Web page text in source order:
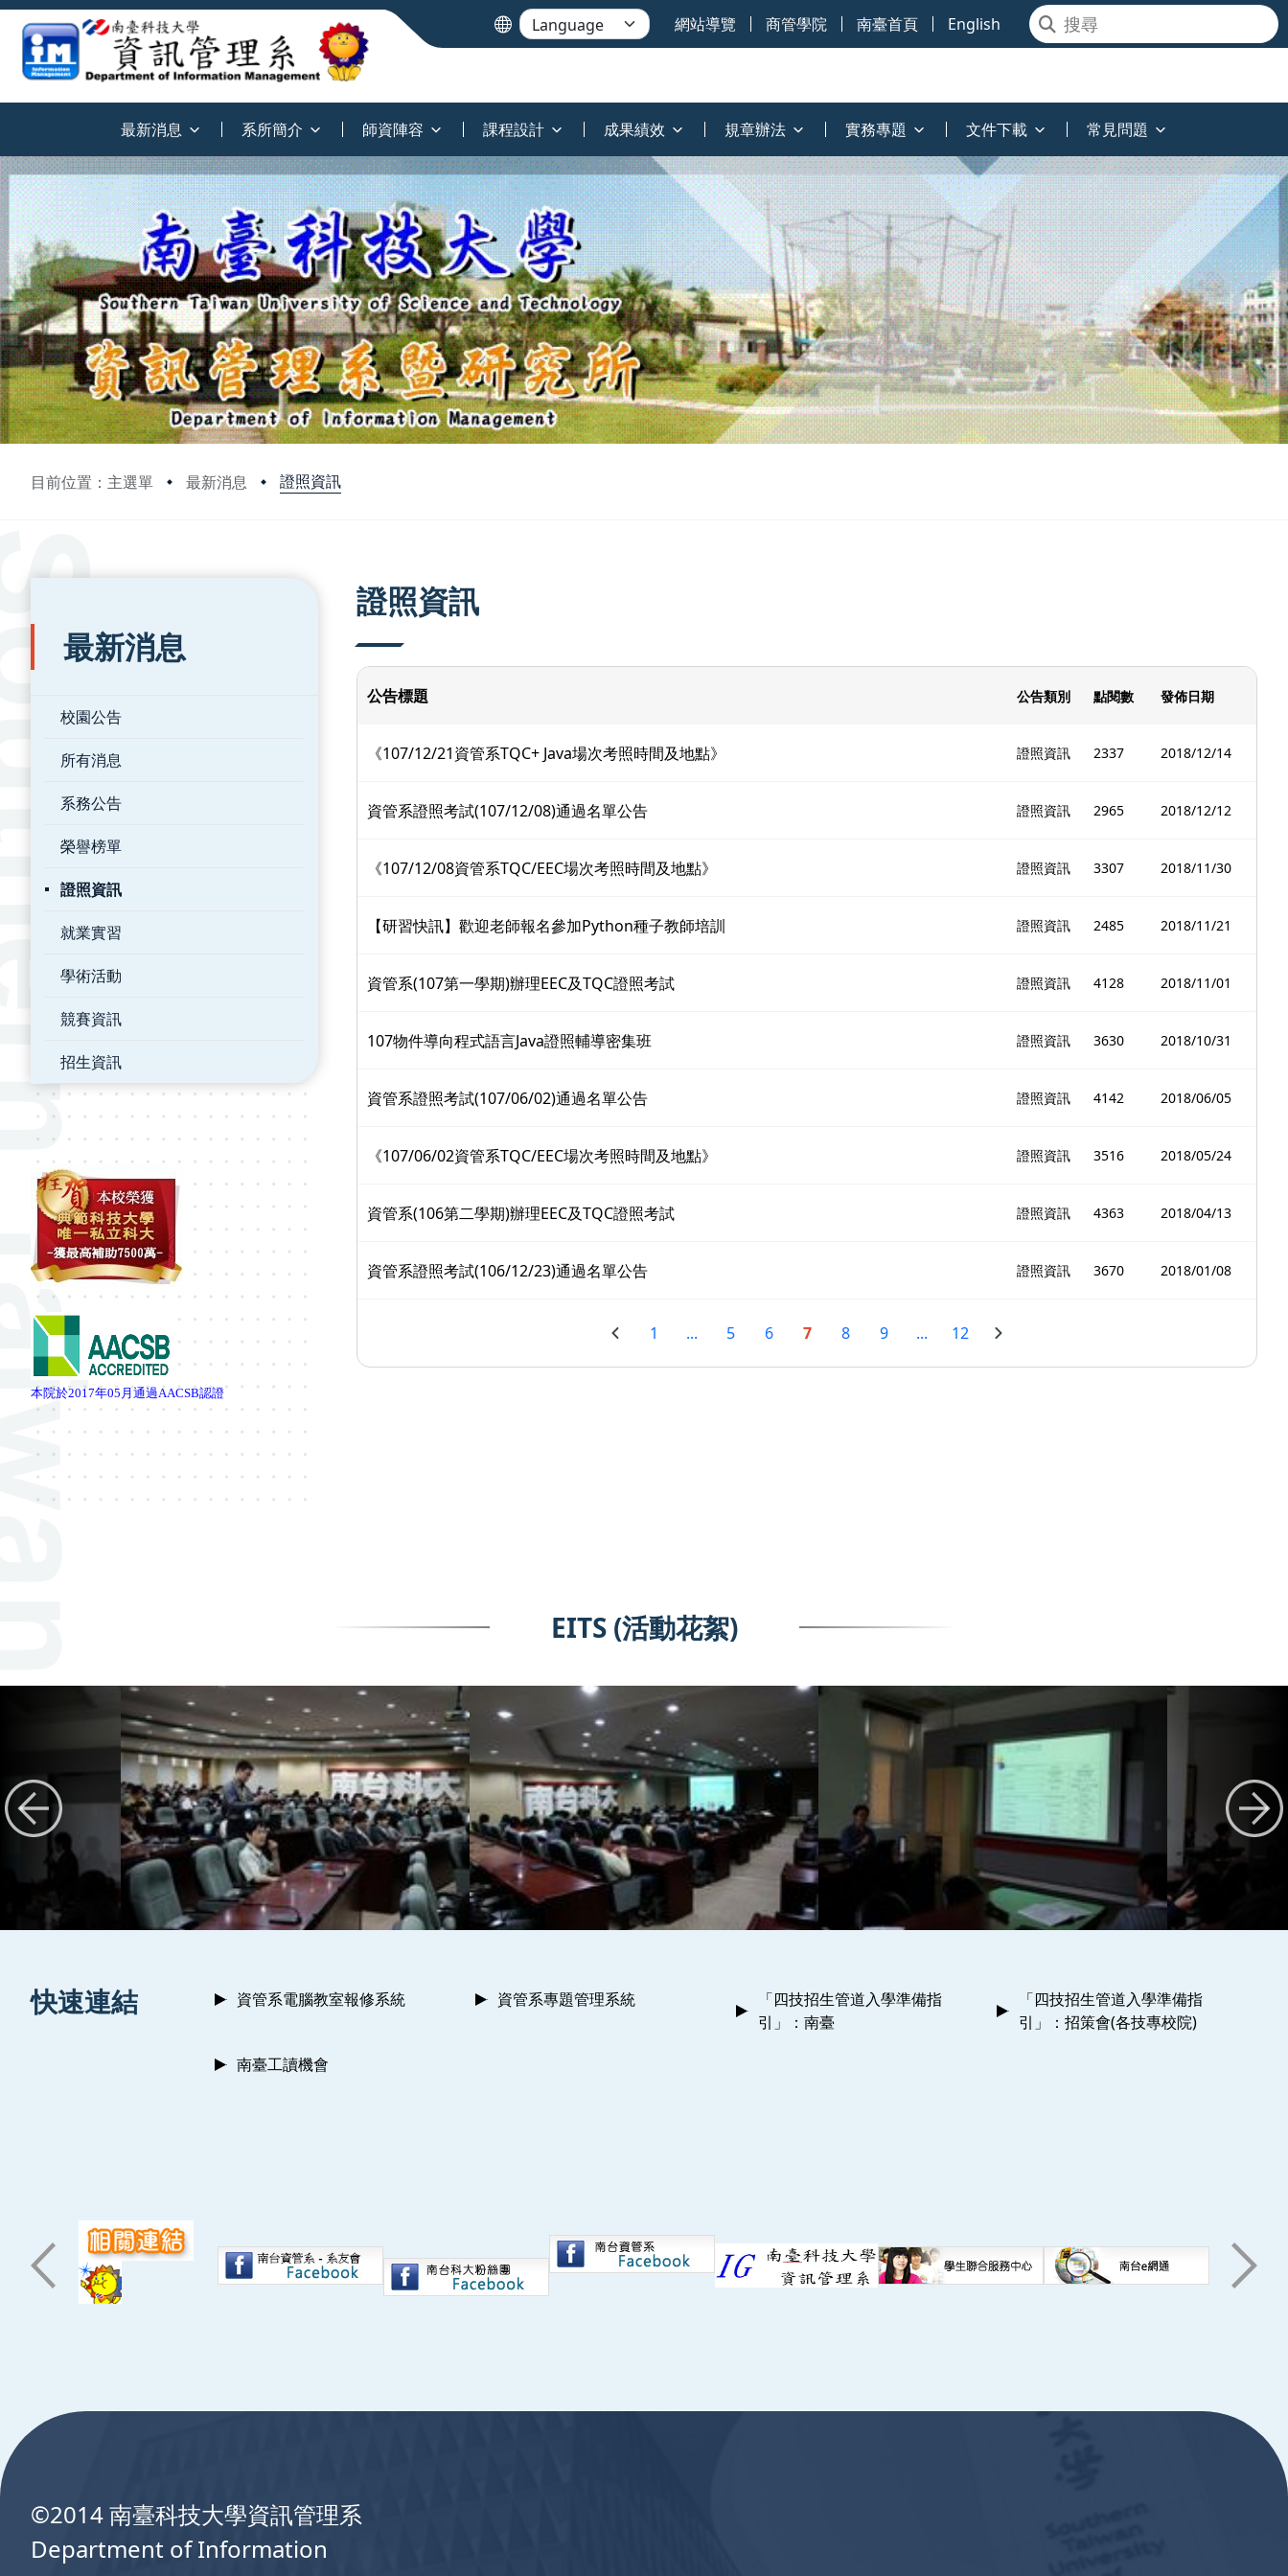
網站導覽 商管學院 南臺首頁 English
最新消息 系所簡介 師資陣容 課程設計 成果績效 規章辦法 實務專題 文件下載 常見問題
目前位置：主選單 最新消息 證照資訊
:::
最新消息
校園公告
所有消息
系務公告
榮譽榜單
證照資訊
就業實習
學術活動
競賽資訊
招生資訊
本院於2017年05 月通過AACSB認證
證照資訊
公告標題 公告類別 點閱數 發佈日期
《107/12/21資管系TQC+ Java場次考照時間及地點》 證照資訊 2337 2018/12/14
資管系證照考試(107/12/08)通過名單公告 證照資訊 2965 2018/12/12
《107/12/08資管系TQC/EEC場次考照時間及地點》 證照資訊 3307 2018/11/30
【研習快訊】歡迎老師報名參加Python種子教師培訓 證照資訊 2485 2018/11/21
資管系(107第一學期)辦理EEC及TQC證照考試 證照資訊 4128 2018/11/01
107物件導向程式語言Java證照輔導密集班 證照資訊 3630 2018/10/31
資管系證照考試(107/06/02)通過名單公告 證照資訊 4142 2018/06/05
《107/06/02資管系TQC/EEC場次考照時間及地點》 證照資訊 3516 2018/05/24
資管系(106第二學期)辦理EEC及TQC證照考試 證照資訊 4363 2018/04/13
資管系證照考試(106/12/23)通過名單公告 證照資訊 3670 2018/01/08
1 ... 5 6 7 8 9 ... 12
EITS (活動花絮)
快速連結 資管系電腦教室報修系統 資管系專題管理系統
「四技招生管道入學準備指
引」：南臺
「四技招生管道入學準備指
引」：招策會(各技專校院)
南臺工讀機會
©2014 南臺科技大學資訊管理系
Department of Information